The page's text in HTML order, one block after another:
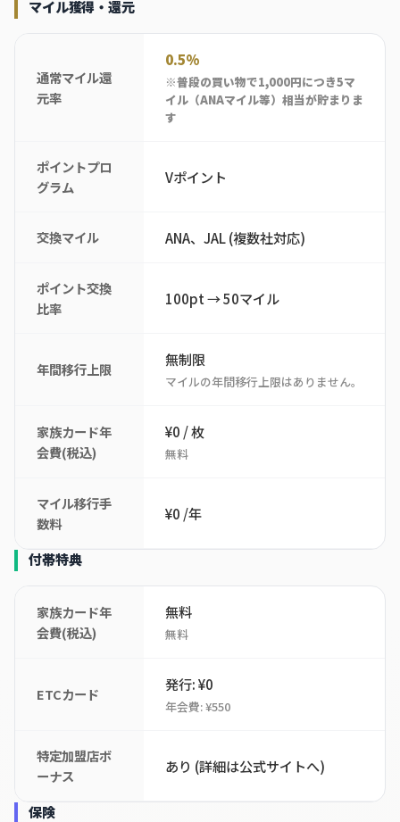
マイル獲得・還元
通常マイル還
元率
0.5%
※普段の買い物で1,000円につき5マ
イル（ANAマイル等）相当が貯まりま
す
ポイントプロ
グラム
Vポイント
交換マイル ANA、JAL (複数社対応)
ポイント交換
比率
100pt → 50マイル
年間移行上限
無制限
マイルの年間移行上限はありません。
家族カード年
会費(税込)
¥0 / 枚
無料
マイル移行手
数料
¥0 /年
付帯特典
家族カード年
会費(税込)
無料
無料
ETCカード
発行: ¥0
年会費: ¥550
特定加盟店ボ
ーナス
あり (詳細は公式サイトへ)
保険